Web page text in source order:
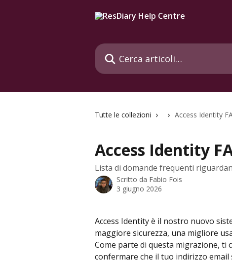
Cerca articoli…
Tutte le collezioni Access Identity
Access Identity
Lista di domande frequenti
Scritto da Fabio Fois
3 giugno 2026
Access Identity è il nostro nuovo
maggiore sicurezza, una migliore
Come parte di questa migrazione, ti
confermare che il tuo indirizzo email